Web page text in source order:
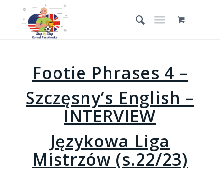
Footie Phrases 4 –
Szczęsny’s English –
INTERVIEW
Językowa Liga
Mistrzów (s.22/23)